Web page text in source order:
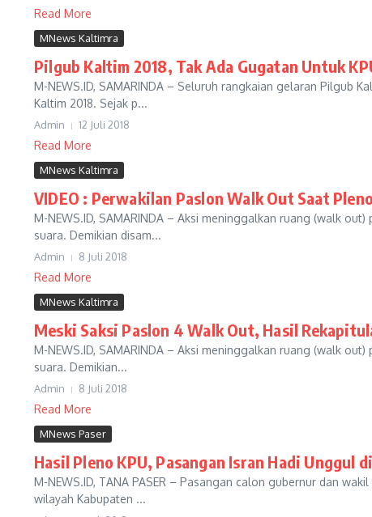
Read More
MNews Kaltimra
Pilgub Kaltim 2018, Tak Ada Gugatan Untuk
M-NEWS.ID, SAMARINDA – Seluruh rangkaian gelaran Pilgub
Kaltim 2018. Sejak p...
Admin 12 Juli 2018
Read More
MNews Kaltimra
VIDEO : Perwakilan Paslon Walk Out Saat
M-NEWS.ID, SAMARINDA – Aksi meninggalkan ruang (walk
suara. Demikian disam...
Admin 8 Juli 2018
Read More
MNews Kaltimra
Meski Saksi Paslon 4 Walk Out, Hasil
M-NEWS.ID, SAMARINDA – Aksi meninggalkan ruang (walk
suara. Demikian...
Admin 8 Juli 2018
Read More
MNews Paser
Hasil Pleno KPU, Pasangan Isran Hadi Unggul
M-NEWS.ID, TANA PASER – Pasangan calon gubernur dan
wilayah Kabupaten ...